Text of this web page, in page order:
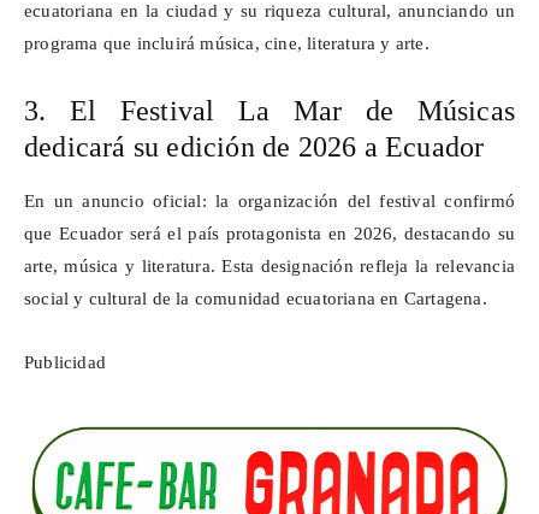
ecuatoriana en la ciudad y su riqueza cultural, anunciando un
programa que incluirá música, cine, literatura y arte.
3. El Festival La Mar de Músicas
dedicará su edición de 2026 a Ecuador
En un anuncio oficial: la organización del festival confirmó
que Ecuador será el país protagonista en 2026, destacando su
arte, música y literatura. Esta designación refleja la relevancia
social y cultural de la comunidad ecuatoriana en Cartagena.
Publicidad